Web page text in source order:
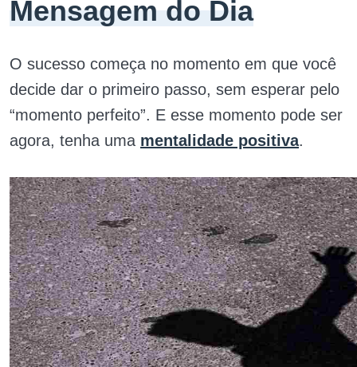
Mensagem do Dia
O sucesso começa no momento em que você
decide dar o primeiro passo, sem esperar pelo
“momento perfeito”. E esse momento pode ser
agora, tenha uma mentalidade positiva.